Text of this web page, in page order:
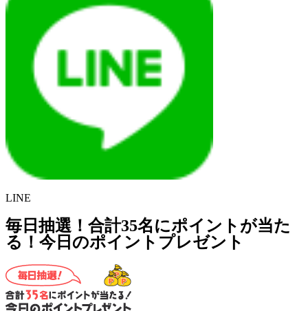
LINE
毎日抽選！合計35名にポイントが当た
る！今日のポイントプレゼント